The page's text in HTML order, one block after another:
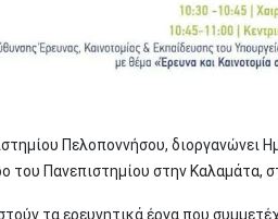
Πελοποννήσου, διοργανώνει
του Πανεπιστημίου στην Καλαμάτα,
τα ερευνητικά έργα που